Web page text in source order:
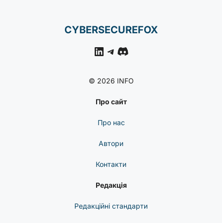
CYBERSECUREFOX
LinkedIn
Telegram
Discord
© 2026 INFO
Про сайт
Про нас
Автори
Контакти
Редакція
Редакційні стандарти